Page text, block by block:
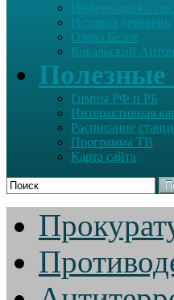
Информация о
История деревень
Озеро Белое
Ковальский
Полезные
Гимны РФ и РБ
Интерактивная
Расписание
Программа ТВ
Карта сайта